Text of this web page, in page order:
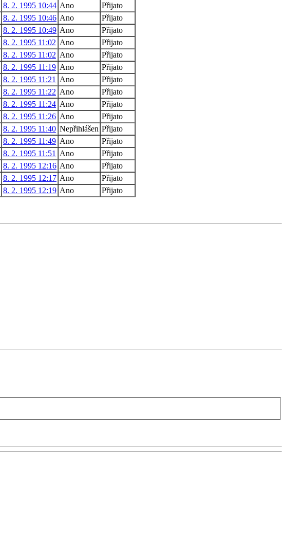
8. 2. 1995 10:44 Ano
Přijato
8. 2. 1995 10:46 Ano
Přijato
8. 2. 1995 10:49 Ano
Přijato
8. 2. 1995 11:02 Ano
Přijato
8. 2. 1995 11:02 Ano
Přijato
8. 2. 1995 11:19 Ano
Přijato
8. 2. 1995 11:21 Ano
Přijato
8. 2. 1995 11:22 Ano
Přijato
8. 2. 1995 11:24 Ano
Přijato
8. 2. 1995 11:26 Ano
Přijato
8. 2. 1995 11:40 Nepřihlášen Přijato
8. 2. 1995 11:49 Ano
Přijato
8. 2. 1995 11:51 Ano
Přijato
8. 2. 1995 12:16 Ano
Přijato
8. 2. 1995 12:17 Ano
Přijato
8. 2. 1995 12:19 Ano Přijato